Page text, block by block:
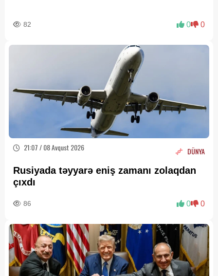
82 0 0
21:07 / 08 Avqust 2026 DÜNYA
Rusiyada təyyarə eniş zamanı zolaqdan
çıxdı
86 0 0